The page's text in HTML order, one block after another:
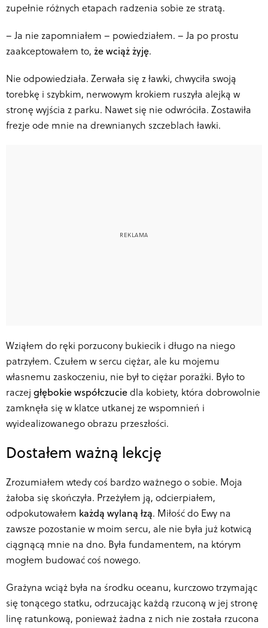
zupełnie różnych etapach radzenia sobie ze stratą.
– Ja nie zapomniałem – powiedziałem. – Ja po prostu
zaakceptowałem to, że wciąż żyję.
Nie odpowiedziała. Zerwała się z ławki, chwyciła swoją
torebkę i szybkim, nerwowym krokiem ruszyła alejką w
stronę wyjścia z parku. Nawet się nie odwróciła. Zostawiła
frezje ode mnie na drewnianych szczeblach ławki.
Wziąłem do ręki porzucony bukiecik i długo na niego
patrzyłem. Czułem w sercu ciężar, ale ku mojemu
własnemu zaskoczeniu, nie był to ciężar porażki. Było to
raczej głębokie współczuciedla kobiety, która dobrowolnie
zamknęła się w klatce utkanej ze wspomnień i
wyidealizowanego obrazu przeszłości.
Dostałem ważną lekcję
Zrozumiałem wtedy coś bardzo ważnego o sobie. Moja
żałoba się skończyła. Przeżyłem ją, odcierpiałem,
odpokutowałem każdą wylaną łzą. Miłość do Ewy na
zawsze pozostanie w moim sercu, ale nie była już kotwicą
ciągnącą mnie na dno. Była fundamentem, na którym
mogłem budować coś nowego.
Grażyna wciąż była na środku oceanu, kurczowo trzymając
się tonącego statku, odrzucając każdą rzuconą w jej stronę
linę ratunkową, ponieważ żadna z nich nie została rzucona